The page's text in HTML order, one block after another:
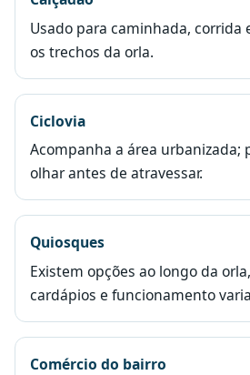
Usado para caminhada, corrida
os trechos da orla.
Ciclovia
Acompanha a área urbanizada;
olhar antes de atravessar.
Quiosques
Existem opções ao longo da
cardápios e funcionamento
Comércio do bairro